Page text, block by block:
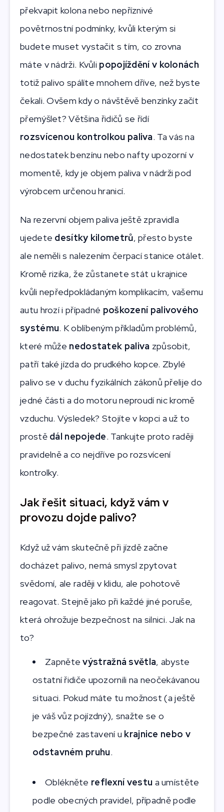
překvapit kolona nebo nepříznivé
povětrnostní podmínky, kvůli kterým si
budete muset vystačit s tím, co zrovna
máte v nádrži. Kvůli popojíždění v kolonách
totiž palivo spálíte mnohem dříve, než byste
čekali. Ovšem kdy o návštěvě benzínky začít
přemýšlet? Většina řidičů se řídí
rozsvícenou kontrolkou paliva. Ta vás na
nedostatek benzínu nebo nafty upozorní v
momentě, kdy je objem paliva v nádrži pod
výrobcem určenou hranicí.
Na rezervní objem paliva ještě zpravidla
ujedete desítky kilometrů, přesto byste
ale neměli s nalezením čerpací stanice otálet.
Kromě rizika, že zůstanete stát u krajnice
kvůli nepředpokládaným komplikacím, vašemu
autu hrozí i případné poškození palivového
systému. K oblíbeným příkladům problémů,
které může nedostatek paliva způsobit,
patří také jízda do prudkého kopce. Zbylé
palivo se v duchu fyzikálních zákonů přelije do
jedné části a do motoru neproudí nic kromě
vzduchu. Výsledek? Stojíte v kopci a už to
prostě dál nepojede. Tankujte proto raději
pravidelně a co nejdříve po rozsvícení
kontrolky.
Jak řešit situaci, když vám v
provozu dojde palivo?
Když už vám skutečně při jízdě začne
docházet palivo, nemá smysl zpytovat
svědomí, ale raději v klidu, ale pohotově
reagovat. Stejně jako při každé jiné poruše,
která ohrožuje bezpečnost na silnici. Jak na
to?
Zapnětevýstražná světla, abyste
ostatní řidiče upozornili na neočekávanou
situaci. Pokud máte tu možnost (a ještě
je váš vůz pojízdný), snažte se o
bezpečné zastavení u krajnice nebo v
odstavném pruhu.
Oblékněte reflexní vestu a umístěte
podle obecných pravidel, případně podle